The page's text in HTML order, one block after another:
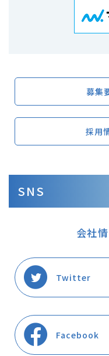
募集
採用
SNS
会社
Twitter
Facebook